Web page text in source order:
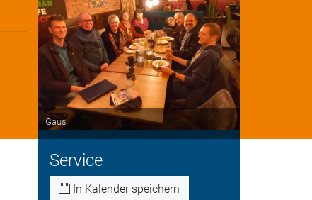
Gaus
Service
In Kalender speichern